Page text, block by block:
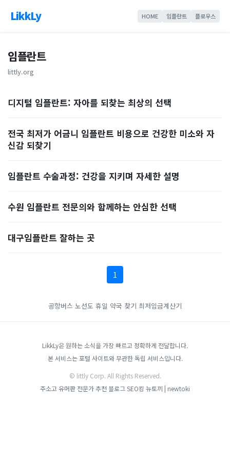
LikkLy HOME 임플란트 플로우스
임플란트
littly.org
디지털 임플란트: 자아를 되찾는 최상의 선택
전국 최저가 어금니 임플란트 비용으로 건강한 미소와 자
신감 되찾기
임플란트 수술과정: 건강을 지키며 자세한 설명
수원 임플란트 전문의와 함께하는 안심한 선택
대구임플란트 잘하는 곳
1
공항버스 노선도 휴일 약국 찾기 최저임금계산기
LikkLy은 원하는 소식을 가장 빠르고 정확하게 전달합니다.
본 서비스는 포털 사이트와 무관한 독립 서비스입니다.
© littly Corp. All Rights Reserved.
주소고 유머판 전문가 추천 블로그SEO킹 뉴토끼 | newtoki